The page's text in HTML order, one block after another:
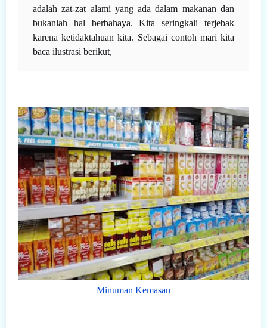
adalah zat-zat alami yang ada dalam makanan dan
bukanlah hal berbahaya. Kita seringkali terjebak
karena ketidaktahuan kita. Sebagai contoh mari kita
baca ilustrasi berikut,
Minuman Kemasan